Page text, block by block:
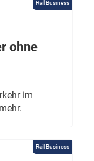
Rail Business
ohne
im
Rail Business